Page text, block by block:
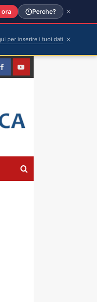
FacebookYountube
ora Perche?
per inserire i tuoi dati